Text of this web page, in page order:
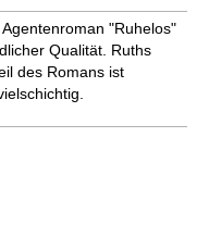
"Ruhelos"
Qualität. Ruths
des Romans ist